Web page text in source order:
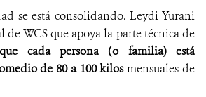
se está consolidando. Leydi Yurani
de WCS que apoya la parte técnica de
cada persona (o familia) está
de 80 a 100 kilosmensuales de